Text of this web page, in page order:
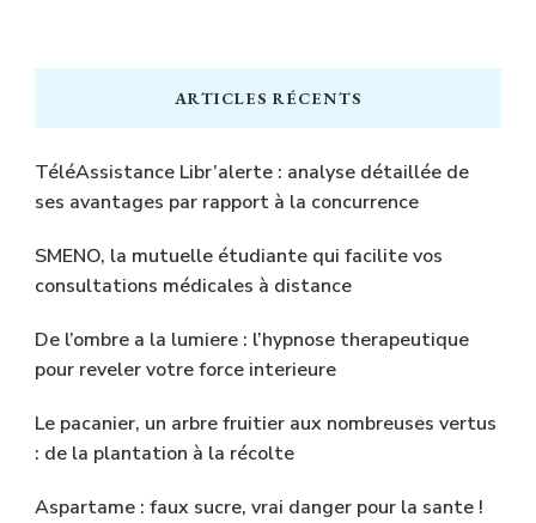
ARTICLES RÉCENTS
TéléAssistance Libr’alerte : analyse détaillée de
ses avantages par rapport à la concurrence
SMENO, la mutuelle étudiante qui facilite vos
consultations médicales à distance
De l’ombre a la lumiere : l’hypnose therapeutique
pour reveler votre force interieure
Le pacanier, un arbre fruitier aux nombreuses vertus
: de la plantation à la récolte
Aspartame : faux sucre, vrai danger pour la sante !